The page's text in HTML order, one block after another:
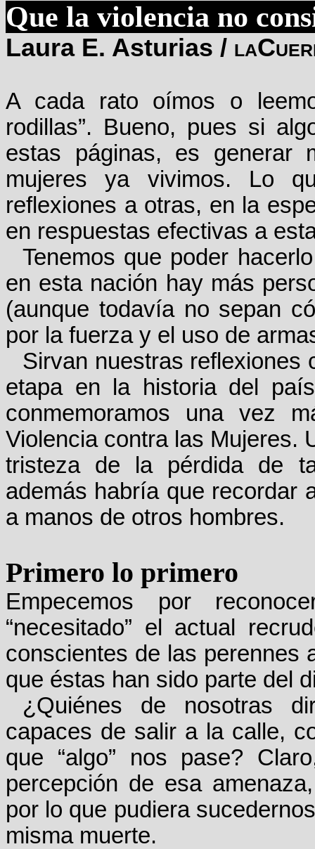
Que la violencia no
Laura E. Asturias /
A cada rato oímos o
rodillas”. Bueno, pues si
estas páginas, es generar
mujeres ya vivimos. Lo
reflexiones a otras, en la
en respuestas efectivas a
Tenemos que poder
en esta nación hay más
(aunque todavía no sepan
por la fuerza y el uso de
Sirvan nuestras reflexiones
etapa en la historia del
conmemoramos una vez
Violencia contra las Mujeres.
tristeza de la pérdida de
además habría que recordar
a manos de otros hombres.
Primero lo primero
Empecemos por
“necesitado” el actual
conscientes de las perennes
que éstas han sido parte del
¿Quiénes de nosotras
capaces de salir a la calle,
que “algo” nos pase?
percepción de esa
por lo que pudiera
misma muerte.